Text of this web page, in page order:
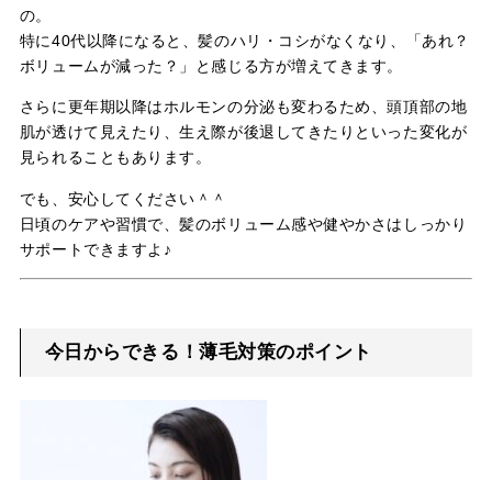
の。
特に40代以降になると、髪のハリ・コシがなくなり、「あれ？
ボリュームが減った？」と感じる方が増えてきます。
さらに更年期以降はホルモンの分泌も変わるため、頭頂部の地
肌が透けて見えたり、生え際が後退してきたりといった変化が
見られることもあります。
でも、安心してください＾＾
日頃のケアや習慣で、髪のボリューム感や健やかさはしっかり
サポートできますよ♪
今日からできる！薄毛対策のポイント